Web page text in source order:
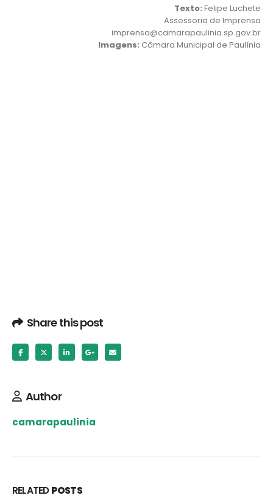
Texto: Felipe Luchete
Assessoria de Imprensa
imprensa@camarapaulinia.sp.gov.br
Imagens: Câmara Municipal de Paulínia
Share this post
Author
camarapaulinia
RELATEDPOSTS